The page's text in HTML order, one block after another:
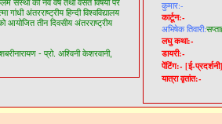
संस्था की नव वर्ष तथा वसंत विषयों पर
अंतरराष्ट्रीय हिन्दी विश्वविद्यालय
आयोजित तीन दिवसीय अंतरराष्ट्रीय
- प्रो. अश्विनी केशरवानी,
कुमार:-
कार्टून:-
अभिषेक तिवारी:
लघु कथा:-
डायरी:-
पेंटिंग:- [ई-
यात्रा वृतांत:-